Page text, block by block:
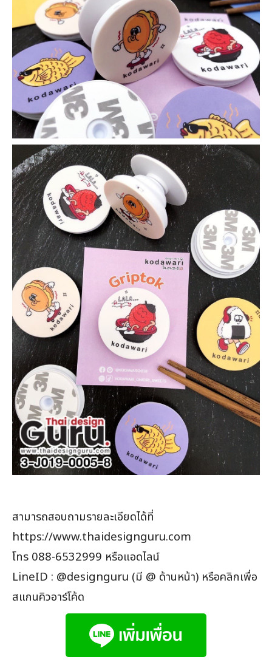
สามารถสอบถามรายละเอียดได้ที่
https://www.thaidesignguru.com
โทร 088-6532999 หรือแอดไลน์
LineID : @designguru (มี @ ด้านหน้า) หรือคลิกเพื่อ
สแกนคิวอาร์โค้ด